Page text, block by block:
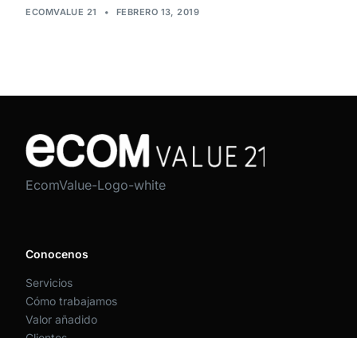
ECOMVALUE 21 • FEBRERO 13, 2019
EcomValue-Logo-white
Conocenos
Servicios
Cómo trabajamos
Valor añadido